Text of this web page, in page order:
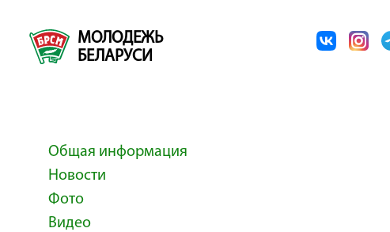
МОЛОДЕЖЬ
БЕЛАРУСИ
Общая информация
Новости
Фото
Видео